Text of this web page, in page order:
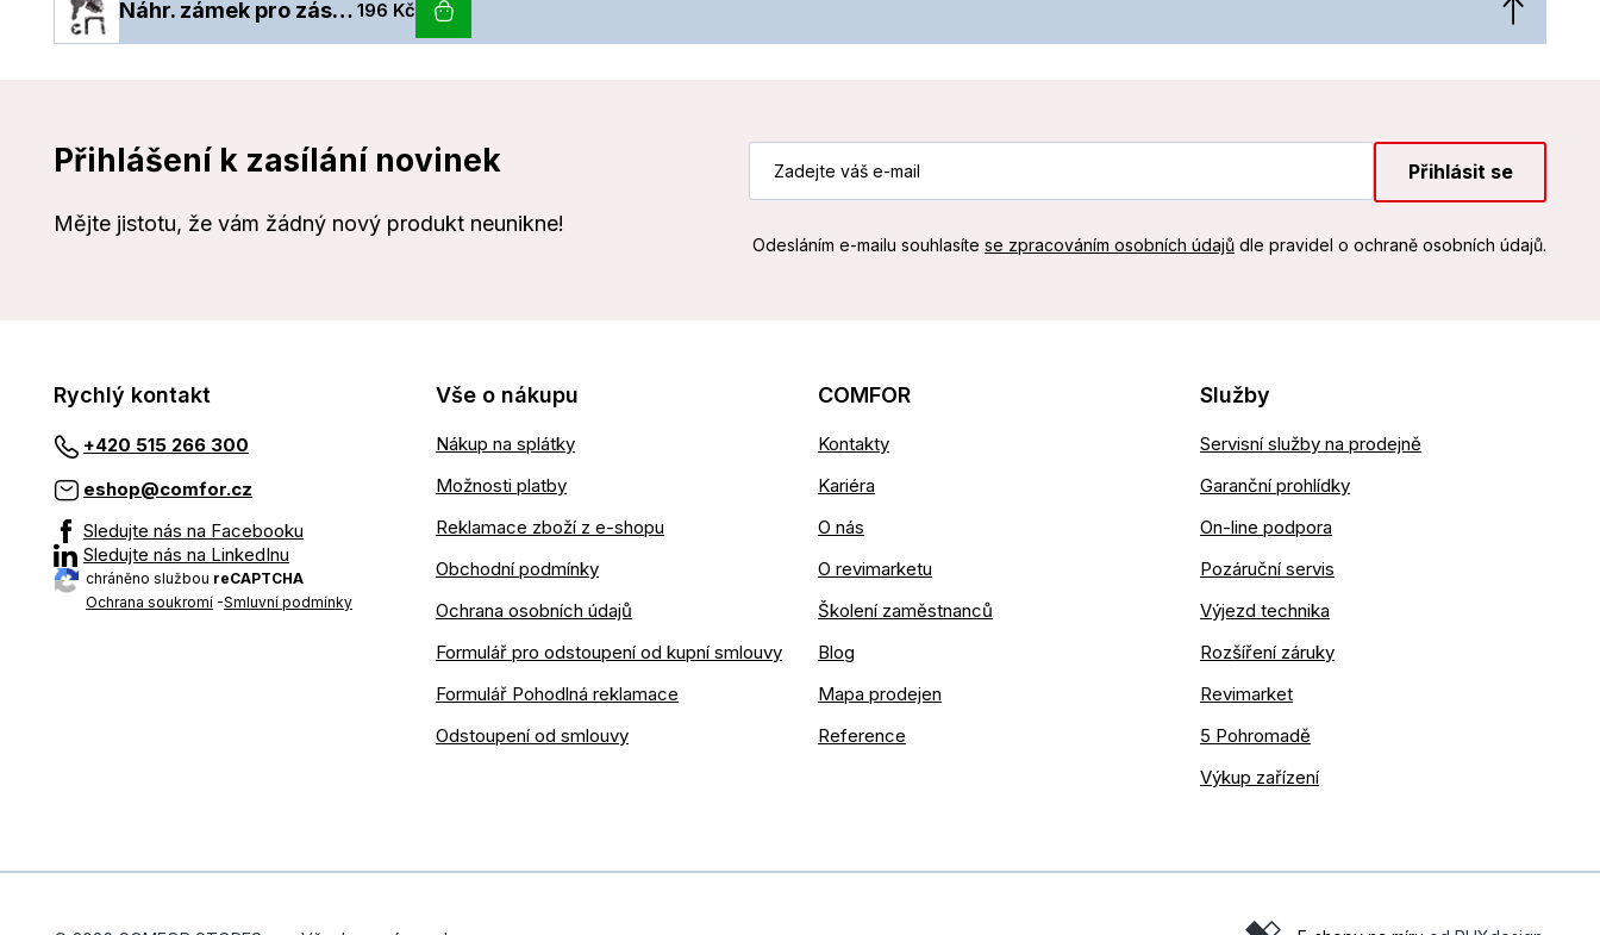
Náhr. zámek pro zás. flip-top FT-460xx, 2 klíče, 3 pol. 196 Kč
Přihlášení k zasílání novinek
Mějte jistotu, že vám žádný nový produkt neunikne!
Přihlásit se
Odesláním e-mailu souhlasíte se zpracováním osobních údajůdle pravidel o ochraně osobních údajů.
Rychlý kontakt
+420 515 266 300
eshop@comfor.cz
Sledujte nás na Facebooku
Sledujte nás na LinkedInu
chráněno službou reCAPTCHA
Ochrana soukromí -Smluvní podmínky
Vše o nákupu
Nákup na splátky
Možnosti platby
Reklamace zboží z e-shopu
Obchodní podmínky
Ochrana osobních údajů
Formulář pro odstoupení od kupní smlouvy
Formulář Pohodlná reklamace
Odstoupení od smlouvy
COMFOR
Kontakty
Kariéra
O nás
O revimarketu
Školení zaměstnanců
Blog
Mapa prodejen
Reference
Služby
Servisní služby na prodejně
Garanční prohlídky
On-line podpora
Pozáruční servis
Výjezd technika
Rozšíření záruky
Revimarket
5 Pohromadě
Výkup zařízení